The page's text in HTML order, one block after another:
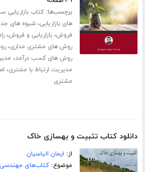
برچسب‌ها:کتاب بازاریابی
های بازاریابی،شیوه های
فروش،بازاریابی و فروش،
روش های مشتری مداری،
روش های کسب درآمد،
مدیریت ارتباط با مشتری،
مشتری
دانلود کتاب تثبیت و بهسازی خاک
از: ایمان الیاسیان
موضوع:کتاب‌های